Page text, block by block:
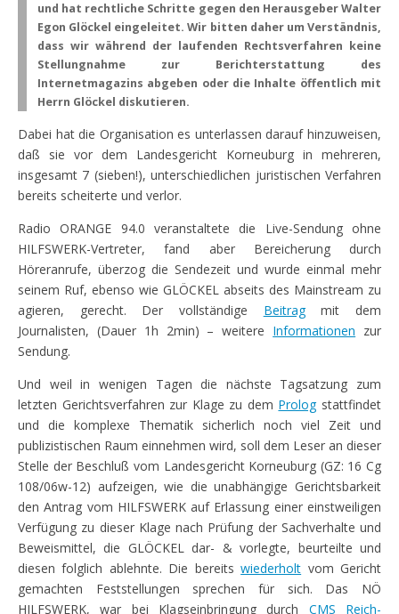
und hat rechtliche Schritte gegen den Herausgeber Walter
Egon Glöckel eingeleitet. Wir bitten daher um Verständnis,
dass wir während der laufenden Rechtsverfahren keine
Stellungnahme zur Berichterstattung des
Internetmagazins abgeben oder die Inhalte öffentlich mit
Herrn Glöckel diskutieren.
Dabei hat die Organisation es unterlassen darauf hinzuweisen,
daß sie vor dem Landesgericht Korneuburg in mehreren,
insgesamt 7 (sieben!), unterschiedlichen juristischen Verfahren
bereits scheiterte und verlor.
Radio ORANGE 94.0 veranstaltete die Live-Sendung ohne
HILFSWERK-Vertreter, fand aber Bereicherung durch
Höreranrufe, überzog die Sendezeit und wurde einmal mehr
seinem Ruf, ebenso wie GLÖCKEL abseits des Mainstream zu
agieren, gerecht. Der vollständige Beitragmit dem
Journalisten, (Dauer 1h 2min) – weitere Informationen zur
Sendung.
Und weil in wenigen Tagen die nächste Tagsatzung zum
letzten Gerichtsverfahren zur Klage zu dem Prologstattfindet
und die komplexe Thematik sicherlich noch viel Zeit und
publizistischen Raum einnehmen wird, soll dem Leser an dieser
Stelle der Beschluß vom Landesgericht Korneuburg (GZ: 16 Cg
108/06w-12) aufzeigen, wie die unabhängige Gerichtsbarkeit
den Antrag vom HILFSWERK auf Erlassung einer einstweiligen
Verfügung zu dieser Klage nach Prüfung der Sachverhalte und
Beweismittel, die GLÖCKEL dar- & vorlegte, beurteilte und
diesen folglich ablehnte. Die bereitswiederholt vom Gericht
gemachten Feststellungen sprechen für sich. Das NÖ
HILFSWERK, war bei Klagseinbringung durch CMS Reich-